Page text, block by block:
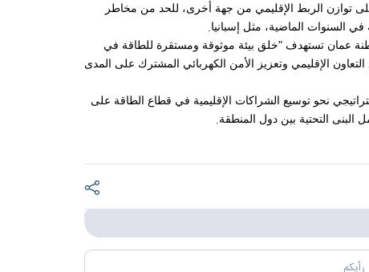
توازن الربط الإقليمي من جهة أخرى، للحد من مخاطر
في السنوات الماضية، مثل إسبانيا.
عمان تستهدف "خلق بيئة موثوقة ومستقرة للطاقة في
الإقليمي وتعزيز الأمن الكهربائي المشترك على المدى
نحو توسيع الشراكات الإقليمية في قطاع الطاقة على
البنى التحتية بين دول المنطقة.